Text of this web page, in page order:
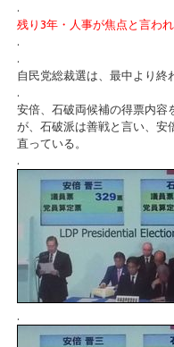
.
残り3年・人事が焦点と言われ
.
.
自民党総裁選は、最中より終
.
安倍、石破両候補の得票内容
が、石破派は善戦と言い、安
直っている。
.
.